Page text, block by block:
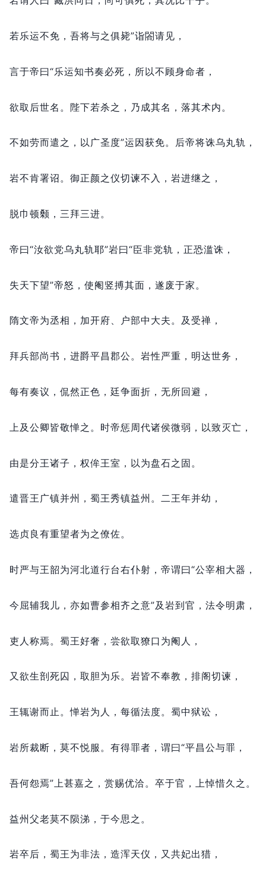
若乐运不免， 吾将与之俱毙”诣閤请见，
言于帝曰“乐运知书奏必死， 所以不顾身命者，
欲取后世名。 陛下若杀之， 乃成其名， 落其术内。
不如劳而遣之， 以广圣度”运因获免。 后帝将诛乌丸轨，
岩不肯署诏。 御正颜之仪切谏不入， 岩进继之，
脱巾顿颡， 三拜三进。
帝曰“汝欲党乌丸轨耶”岩曰“臣非党轨， 正恐滥诛，
失天下望”帝怒， 使阉竖搏其面， 遂废于家。
隋文帝为丞相， 加开府、户部中大夫。 及受禅，
拜兵部尚书， 进爵平昌郡公。 岩性严重， 明达世务，
每有奏议， 侃然正色， 廷争面折， 无所回避，
上及公卿皆敬惮之。 时帝惩周代诸侯微弱， 以致灭亡，
由是分王诸子， 权侔王室， 以为盘石之固。
遣晋王广镇并州， 蜀王秀镇益州。 二王年并幼，
选贞良有重望者为之僚佐。
时严与王韶为河北道行台右仆射， 帝谓曰“公宰相大器，
今屈辅我儿， 亦如曹参相齐之意”及岩到官， 法令明肃，
吏人称焉。 蜀王好奢， 尝欲取獠口为阉人，
又欲生剖死囚， 取胆为乐。 岩皆不奉教， 排阁切谏，
王辄谢而止。惮岩为人， 每循法度。 蜀中狱讼，
岩所裁断， 莫不悦服。 有得罪者， 谓曰“平昌公与罪，
吾何怨焉”上甚嘉之， 赏赐优洽。 卒于官， 上悼惜久之。
益州父老莫不陨涕， 于今思之。
岩卒后， 蜀王为非法， 造浑天仪， 又共妃出猎，